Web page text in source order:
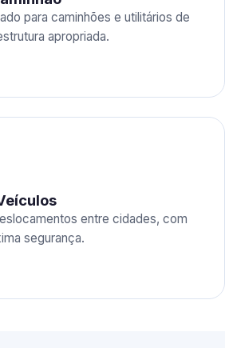
para caminhões e utilitários de
apropriada.
entre cidades, com
segurança.